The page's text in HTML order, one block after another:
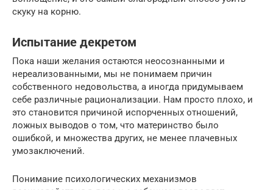
скуку на корню.
Испытание декретом
Пока наши желания остаются неосознанными и
нереализованными, мы не понимаем причин
собственного недовольства, а иногда придумываем
себе различные рационализации. Нам просто плохо, и
это становится причиной испорченных отношений,
ложных выводов о том, что материнство было
ошибкой, и множества других, не менее плачевных
умозаключений.
Понимание психологических механизмов